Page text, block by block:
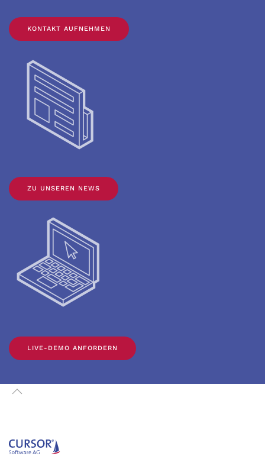
KONTAKT AUFNEHMEN
ZU UNSEREN NEWS
LIVE-DEMO ANFORDERN